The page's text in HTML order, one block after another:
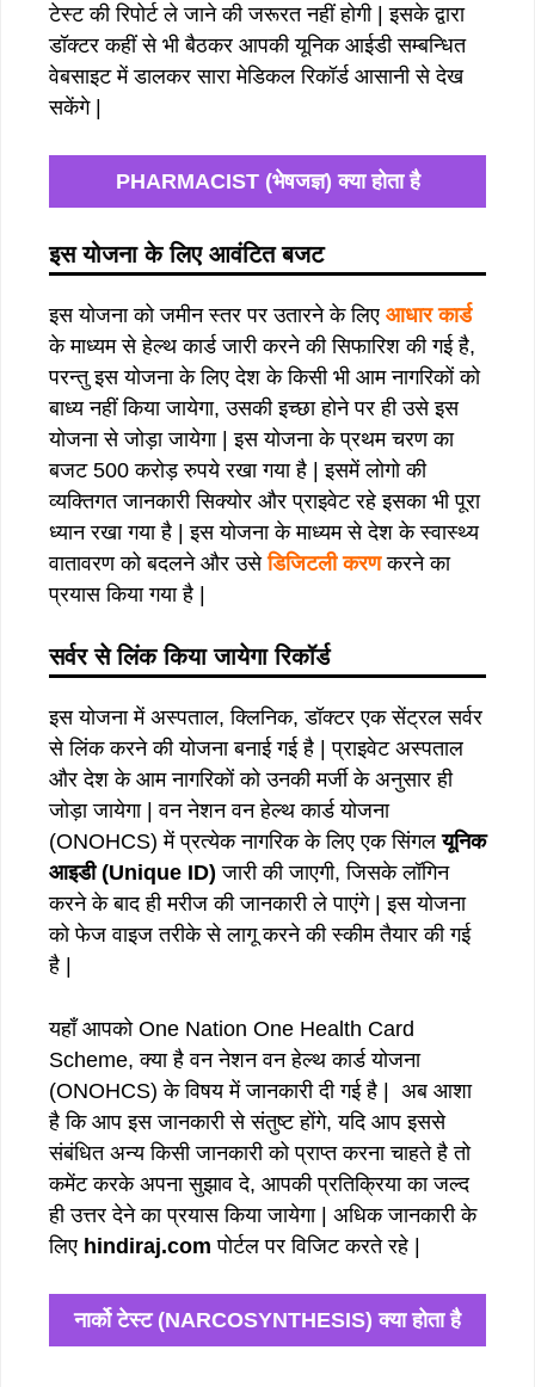
टेस्ट की रिपोर्ट ले जाने की जरूरत नहीं होगी | इसके द्वारा
डॉक्टर कहीं से भी बैठकर आपकी यूनिक आईडी सम्बन्धित
वेबसाइट में डालकर सारा मेडिकल रिकॉर्ड आसानी से देख
सकेंगे |
PHARMACIST (भेषजज्ञ) क्या होता है
इस योजना के लिए आवंटित बजट
इस योजना को जमीन स्तर पर उतारने के लिए आधार कार्ड
के माध्यम से हेल्थ कार्ड जारी करने की सिफारिश की गई है,
परन्तु इस योजना के लिए देश के किसी भी आम नागरिकों को
बाध्य नहीं किया जायेगा, उसकी इच्छा होने पर ही उसे इस
योजना से जोड़ा जायेगा | इस योजना के प्रथम चरण का
बजट 500 करोड़ रुपये रखा गया है | इसमें लोगो की
व्यक्तिगत जानकारी सिक्योर और प्राइवेट रहे इसका भी पूरा
ध्यान रखा गया है | इस योजना के माध्यम से देश के स्वास्थ्य
वातावरण को बदलने और उसेडिजिटली करणकरने का
प्रयास किया गया है |
सर्वर से लिंक किया जायेगा रिकॉर्ड
इस योजना में अस्पताल, क्लिनिक, डॉक्टर एक सेंट्रल सर्वर
से लिंक करने की योजना बनाई गई है | प्राइवेट अस्पताल
और देश के आम नागरिकों को उनकी मर्जी के अनुसार ही
जोड़ा जायेगा | वन नेशन वन हेल्थ कार्ड योजना
(ONOHCS) में प्रत्येक नागरिक के लिए एक सिंगलयूनिक
आइडी (Unique ID) जारी की जाएगी, जिसके लॉगिन
करने के बाद ही मरीज की जानकारी ले पाएंगे | इस योजना
को फेज वाइज तरीके से लागू करने की स्कीम तैयार की गई
है |
यहाँ आपको One Nation One Health Card
Scheme, क्या है वन नेशन वन हेल्थ कार्ड योजना
(ONOHCS) के विषय में जानकारी दी गई है | अब आशा
है कि आप इस जानकारी से संतुष्ट होंगे, यदि आप इससे
संबंधित अन्य किसी जानकारी को प्राप्त करना चाहते है तो
कमेंट करके अपना सुझाव दे, आपकी प्रतिक्रिया का जल्द
ही उत्तर देने का प्रयास किया जायेगा | अधिक जानकारी के
लिए hindiraj.com पोर्टल पर विजिट करते रहे |
नार्को टेस्ट (NARCOSYNTHESIS) क्या होता है